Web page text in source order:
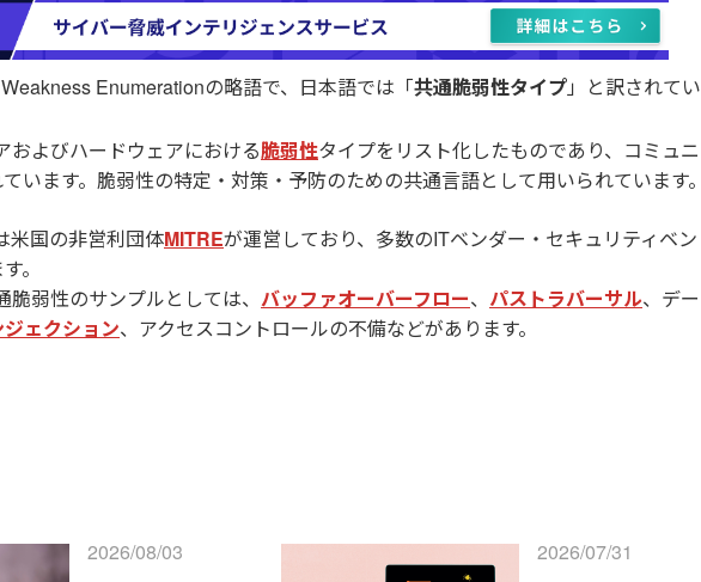
Enumerationの略語で、日本語では「共通脆弱性タイプ」と訳されてい
およびハードウェアにおける脆弱性タイプをリスト化したものであり、コミュニ
います。脆弱性の特定・対策・予防のための共通言語として用いられています。
米国の非営利団体MITREが運営しており、多数のITベンダー・セキュリティベン
。
弱性のサンプルとしては、 バッファオーバーフロー、 パストラバーサル、デー
ジェクション、アクセスコントロールの不備などがあります。
2026/08/03
2026/07/31